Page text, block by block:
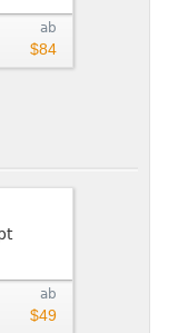
ab
$84
ab
$49